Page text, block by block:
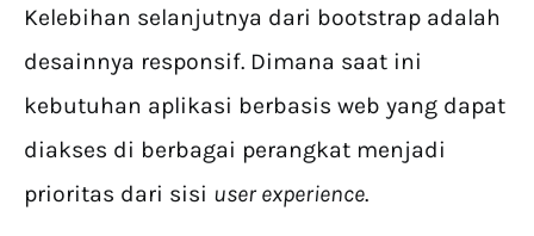
Kelebihan selanjutnya dari bootstrap adalah
desainnya responsif. Dimana saat ini
kebutuhan aplikasi berbasis web yang dapat
diakses di berbagai perangkat menjadi
prioritas dari sisi user experience.